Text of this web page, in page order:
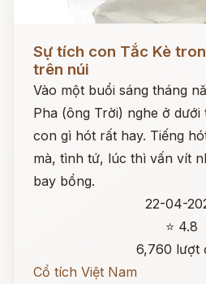
Sự tích con Tắc Kè
trên núi
Vào một buổi sáng tháng
Pha (ông Trời) nghe ở dưới
con gì hót rất hay. Tiếng
mà, tình tứ, lúc thì vấn vít
bay bổng.
22-04-
⭐ 4.8
6,760 lượt
Cổ tích Việt Nam